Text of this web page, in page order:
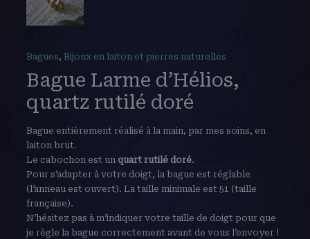
Bagues, Bijoux en laiton et pierres naturelles
Bague Larme d’Hélios,
quartz rutilé doré
Bague entièrement réalisé à la main, par mes soins, en
laiton brut.
Le cabochon est unquart rutilé doré.
Pour s’adapter à votre doigt, la bague est réglable
(l’anneau est ouvert). La taille minimale est 51 (taille
française).
N’hésitez pas à m’indiquer votre taille de doigt pour que
je règle la bague correctement avant de vous l’envoyer !